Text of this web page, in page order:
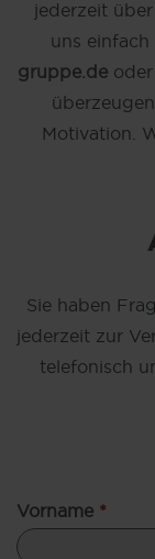
jederzeit über
uns einfach
gruppe.de
Motivation.
Sie haben
jederzeit zur
telefonisch
Vorname *